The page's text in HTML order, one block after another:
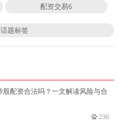
配资交易6
题标签
股配资合法吗？一文解读风险与合
236